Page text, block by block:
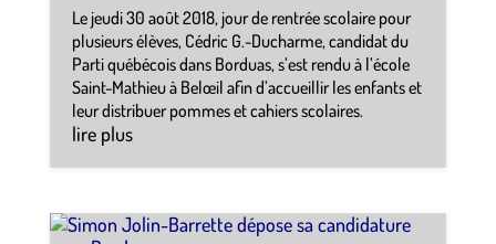
Le jeudi 30 août 2018, jour de rentrée scolaire pour
plusieurs élèves, Cédric G.-Ducharme, candidat du
Parti québécois dans Borduas, s’est rendu à l’école
Saint-Mathieu à Belœil afin d’accueillir les enfants et
leur distribuer pommes et cahiers scolaires.
lire plus